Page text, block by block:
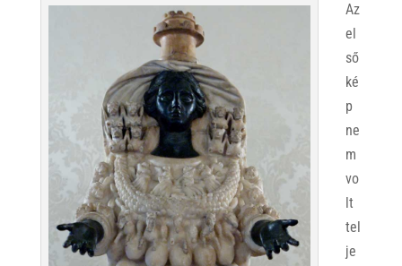
Az
el
ső
ké
p
ne
m
vo
lt
tel
je